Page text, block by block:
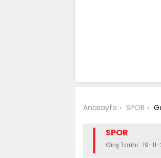
Anasayfa SPOR
SPOR
Giriş Tarihi : 19-